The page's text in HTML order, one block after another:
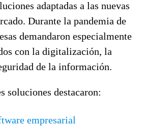
adaptadas a las nuevas
Durante la pandemia de
demandaron especialmente
con la digitalización, la
de la información.
soluciones destacaron:
empresarial